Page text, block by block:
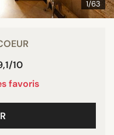
1/63
10
favoris